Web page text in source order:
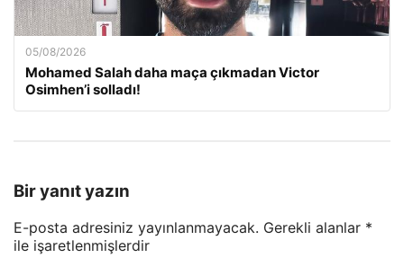
05/08/2026
Mohamed Salah daha maça çıkmadan Victor
Osimhen’i solladı!
Bir yanıt yazın
E-posta adresiniz yayınlanmayacak. Gerekli alanlar *
ile işaretlenmişlerdir